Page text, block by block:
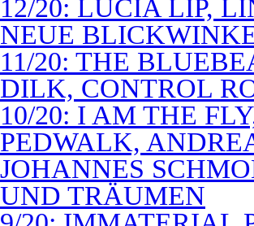
12/20: LUCIA LIP,
NEUE
11/20: THE
DILK, CONTROL
10/20: I AM THE
PEDWALK,
JOHANNES
UND TRÄUMEN